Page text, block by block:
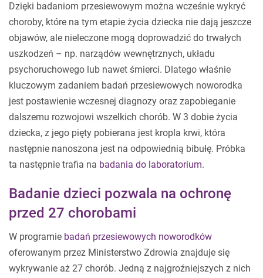
Dzięki badaniom przesiewowym można wcześnie wykryć
choroby, które na tym etapie życia dziecka nie dają jeszcze
objawów, ale nieleczone mogą doprowadzić do trwałych
uszkodzeń – np. narządów wewnętrznych, układu
psychoruchowego lub nawet śmierci. Dlatego właśnie
kluczowym zadaniem badań przesiewowych noworodka
jest postawienie wczesnej diagnozy oraz zapobieganie
dalszemu rozwojowi wszelkich chorób. W 3 dobie życia
dziecka, z jego pięty pobierana jest kropla krwi, która
następnie nanoszona jest na odpowiednią bibułę. Próbka
ta następnie trafia na badania do laboratorium.
Badanie dzieci pozwala na ochronę
przed 27 chorobami
W programie badań przesiewowych noworodków
oferowanym przez Ministerstwo Zdrowia znajduje się
wykrywanie aż 27 chorób. Jedną z najgroźniejszych z nich